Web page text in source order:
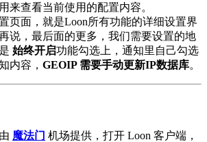
来查看当前使用的配置内容。
页面，就是Loon所有功能的详细设置界
说，最后面的更多，我们需要设置的地
始终开启功能勾选上，通知里自己勾选
内容， GEOIP 需要手动更新IP数据库。
魔法门 机场提供，打开 Loon 客户端，